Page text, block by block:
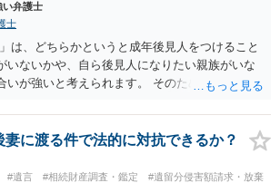
様も別の弁護士に相談して確認してもらうので
振込先が弁護士宛であることについて 代理人弁
先とするのはよくあることです。 問題ないと思
い弁護士
士
は、どちらかというと成年後見人をつけること
いないかや、自ら後見人になりたい親族がいな
いが強いと考えられます。 そのため、ご相談の
は、介護や被後見人の財産の処分等に関して、
ことも考えられます。 また、お祖母さんがお亡
相続人となる可能性がありますが、 その場合は
ありません。 ３） 完全に拒否する方法はないか
妻に渡る件で法的に対抗できるか？
#遺言 #相続財産調査・鑑定 #遺留分侵害額請求・放棄